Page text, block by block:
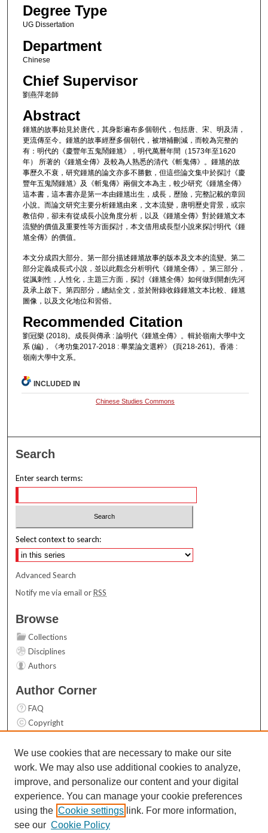
Degree Type
UG Dissertation
Department
Chinese
Chief Supervisor
劉燕萍老師
Abstract
鍾馗的故事始見於唐代，其身影遍布多個朝代，包括唐、宋、明及清，
更流傳至今。鍾馗的故事經歷多個朝代，被增補刪減，而較為完整的
有：明代的《慶豐年五鬼鬧鍾馗》，明代萬曆年間（1573年至1620
年） 所著的《鍾馗全傳》及較為人熟悉的清代《斬鬼傳》。鍾馗的故
事歷久不衰，研究鍾馗的論文亦多不勝數，但這些論文集中於探討《慶
豐年五鬼鬧鍾馗》及《斬鬼傳》兩個文本為主，較少研究《鍾馗全傳》
這本書，這本書亦是第一本由鍾馗出生，成長，歷險，完整記載的章回
小說。而論文研究主要分析鍾馗由來，文本流變，唐明歷史背景，或宗
教信仰，卻未有從成長小說角度分析，以及《鍾馗全傳》對於鍾馗文本
流變的價值及重要性等方面探討，本文借用成長型小說來探討明代《鍾
馗全傳》的價值。
本文分成四大部分。第一部分描述鍾馗故事的版本及文本的流變。第二
部分定義成長式小說，並以此觀念分析明代《鍾馗全傳》。第三部分，
從諷刺性，人性化，主題三方面，探討《鍾馗全傳》如何做到開創先河
及承上啟下。第四部分，總結全文，並於附錄收錄鍾馗文本比較、鍾馗
圖像，以及文化地位和習俗。
Recommended Citation
劉冠樂 (2018)。成長與傳承 : 論明代《鍾馗全傳》。輯於嶺南大學中文
系 (編)，《考功集2017-2018 : 畢業論文選粹》 (頁218-261)。香港 :
嶺南大學中文系。
INCLUDED IN
Chinese Studies Commons
Search
Enter search terms:
Select context to search:
Advanced Search
Notify me via email orRSS
Browse
Collections
Disciplines
Authors
Author Corner
FAQ
Copyright
Contact Us
Links
Top 10 Downloads (All time)
Activity by year
We use cookies that are necessary to make our site
work. We may also use additional cookies to analyze,
improve, and personalize our content and your digital
experience. You can manage your cookie preferences
using the Cookie settings link. For more information,
see our Cookie Policy